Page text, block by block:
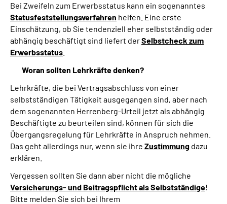
Bei Zweifeln zum Erwerbsstatus kann ein sogenanntes
Statusfeststellungsverfahren helfen. Eine erste
Einschätzung, ob Sie tendenziell eher selbstständig oder
abhängig beschäftigt sind liefert derSelbstcheck zum
Erwerbsstatus
Woran sollten Lehrkräfte denken?
Lehrkräfte, die bei Vertragsabschluss von einer
selbstständigen Tätigkeit ausgegangen sind, aber nach
dem sogenannten Herrenberg-Urteil jetzt als abhängig
Beschäftigte zu beurteilen sind, können für sich die
Übergangsregelung für Lehrkräfte in Anspruch nehmen.
Das geht allerdings nur, wenn sie ihre Zustimmung dazu
erklären.
Vergessen sollten Sie dann aber nicht die mögliche
Versicherungs- und Beitragspflicht als Selbstständige!
Bitte melden Sie sich bei Ihrem